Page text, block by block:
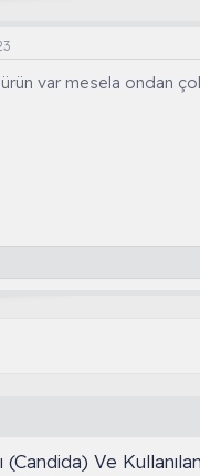
var mesela ondan
(Candida) Ve